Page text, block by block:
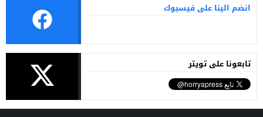
انضم الينا على فيسبوك
تابعونا على تويتر